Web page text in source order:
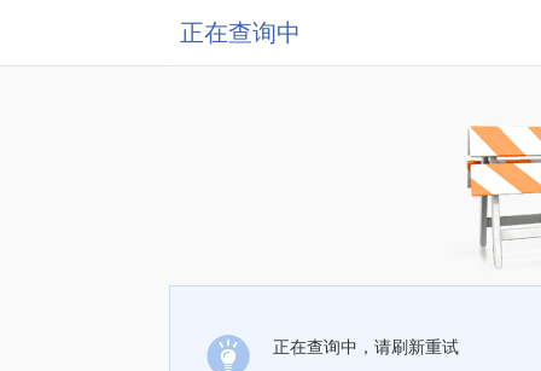
正在查询中
正在查询中，请刷新重试